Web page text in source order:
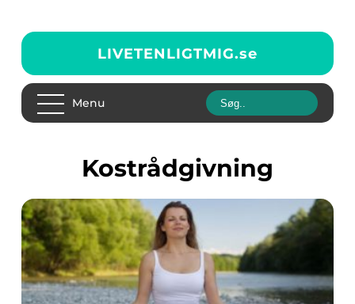
LIVETENLIGTMIG.se
Menu
kostrådgivning